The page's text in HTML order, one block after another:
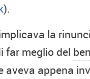
).
la
far meglio del
aveva appena